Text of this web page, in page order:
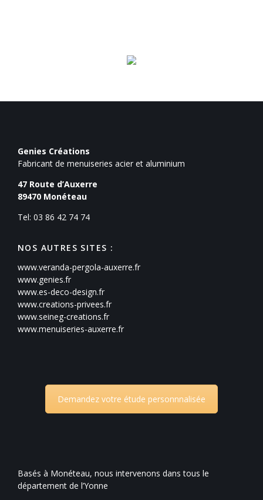
Genies Créations
Fabricant de menuiseries acier et aluminium
47 Route d’Auxerre
89470 Monéteau
Tel: 03 86 42 74 74
NOS AUTRES SITES :
www.veranda-pergola-auxerre.fr
www.genies.fr
www.es-deco-design.fr
www.creations-privees.fr
www.seineg-creations.fr
www.menuiseries-auxerre.fr
Demandez votre étude personnnalisée
Basés à Monéteau, nous intervenons dans tous le
département de l’Yonne